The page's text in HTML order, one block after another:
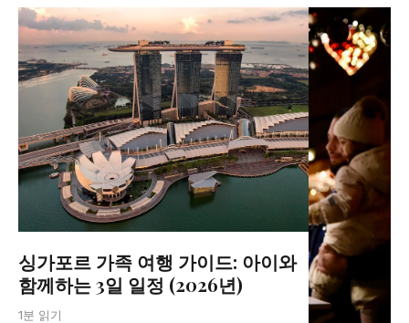
싱가포르 가족 여행 가이드: 아이와
함께하는 3일 일정 (2026년)
1분 읽기